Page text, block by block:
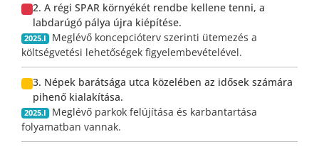
2. A régi SPAR környékét rendbe kellene tenni, a
labdarúgó pálya újra kiépítése.
2025.I
Meglévő koncepcióterv szerinti ütemezés a
költségvetési lehetőségek figyelembevételével.
3. Népek barátsága utca közelében az idősek számára
pihenő kialakítása.
2025.I
Meglévő parkok felújítása és karbantartása
folyamatban vannak.